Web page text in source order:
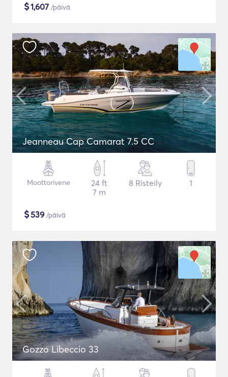
$1,607 /päivä
Jeanneau Cap Camarat 7.5 CC
Moottorivene
24 ft
7 m
8 Risteily 1
$539 /päivä
Gozzo Libeccio 33